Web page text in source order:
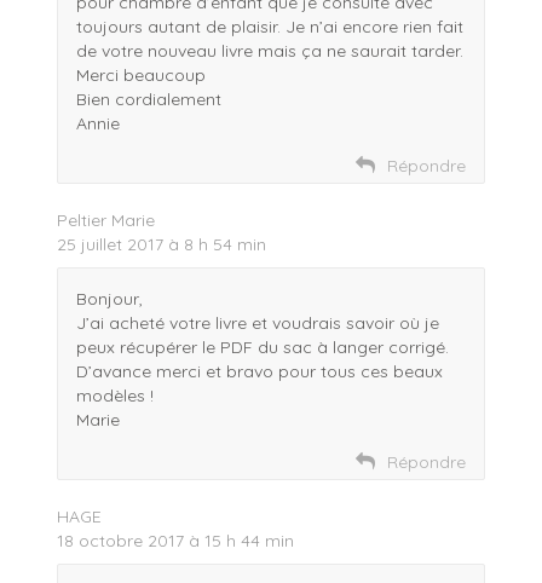
toujours autant de plaisir. Je n’ai encore rien fait
de votre nouveau livre mais ça ne saurait tarder.
Merci beaucoup
Bien cordialement
Annie
Répondre
Peltier Marie
25 juillet 2017 à 8 h 54 min
Bonjour,
J’ai acheté votre livre et voudrais savoir où je
peux récupérer le PDF du sac à langer corrigé.
D’avance merci et bravo pour tous ces beaux
modèles !
Marie
Répondre
HAGE
18 octobre 2017 à 15 h 44 min